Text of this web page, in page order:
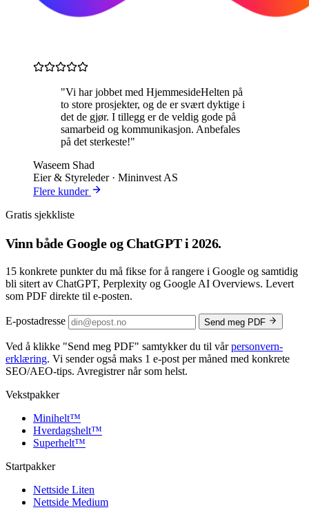
"Vi har jobbet med HjemmesideHelten på
to store prosjekter, og de er svært dyktige i
det de gjør. I tillegg er de veldig gode på
samarbeid og kommunikasjon. Anbefales
på det sterkeste!"
Waseem Shad
Eier & Styreleder · Mininvest AS
Flere kunder
Gratis sjekkliste
Vinn både Google og ChatGPTi 2026.
15 konkrete punkter du må fikse for å rangere i Google og samtidig
bli sitert av ChatGPT, Perplexity og Google AI Overviews. Levert
som PDF direkte til e-posten.
E-postadresse Send meg PDF
Ved å klikke "Send meg PDF" samtykker du til vårpersonvern­
erklæring. Vi sender også maks 1 e-post per måned med konkrete
SEO/AEO-tips. Avregistrer når som helst.
Vekstpakker
Minihelt™
Hverdagshelt™
Superhelt™
Startpakker
Nettside Liten
Nettside Medium